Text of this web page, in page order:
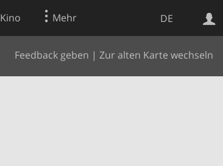
DE
Kino Mehr
Feedback geben | Zur alten Karte wechseln
Websuche